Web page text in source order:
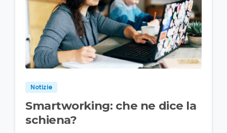
Notizie
Smartworking: che ne dice la
schiena?